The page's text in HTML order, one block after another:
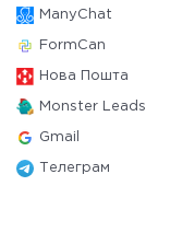
ManyChat
FormCan
Нова Пошта
Monster Leads
Gmail
Телеграм